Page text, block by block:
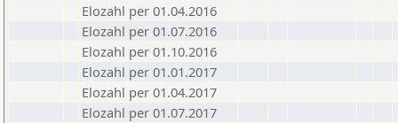
Elozahl per 01.04.2016
Elozahl per 01.07.2016
Elozahl per 01.10.2016
Elozahl per 01.01.2017
Elozahl per 01.04.2017
Elozahl per 01.07.2017